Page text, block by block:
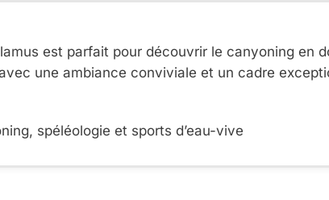
est parfait pour découvrir le canyoning en
une ambiance conviviale et un cadre
spéléologie et sports d’eau-vive